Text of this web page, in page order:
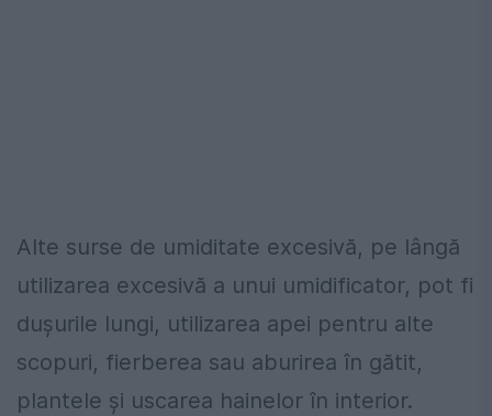
Alte surse de umiditate excesivă, pe lângă
utilizarea excesivă a unui umidificator, pot fi
dușurile lungi, utilizarea apei pentru alte
scopuri, fierberea sau aburirea în gătit,
plantele și uscarea hainelor în interior.